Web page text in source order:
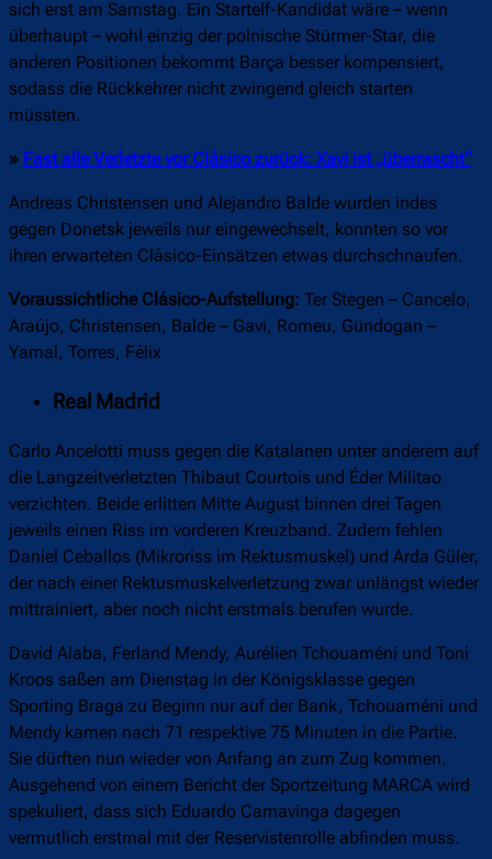
sich erst am Samstag. Ein Startelf-Kandidat wäre – wenn
überhaupt – wohl einzig der polnische Stürmer-Star, die
anderen Positionen bekommt Barça besser kompensiert,
sodass die Rückkehrer nicht zwingend gleich starten
müssten.
» Fast alle Verletzte vor Clásico zurück: Xavi ist „überrascht“
Andreas Christensen und Alejandro Balde wurden indes
gegen Donetsk jeweils nur eingewechselt, konnten so vor
ihren erwarteten Clásico-Einsätzen etwas durchschnaufen.
Voraussichtliche Clásico-Aufstellung: Ter Stegen – Cancelo,
Araújo, Christensen, Balde – Gavi, Romeu, Gündogan –
Yamal, Torres, Félix
Real Madrid
Carlo Ancelotti muss gegen die Katalanen unter anderem auf
die Langzeitverletzten Thibaut Courtois und Éder Militao
verzichten. Beide erlitten Mitte August binnen drei Tagen
jeweils einen Riss im vorderen Kreuzband. Zudem fehlen
Daniel Ceballos (Mikroriss im Rektusmuskel) und Arda Güler,
der nach einer Rektusmuskelverletzung zwar unlängst wieder
mittrainiert, aber noch nicht erstmals berufen wurde.
David Alaba, Ferland Mendy, Aurélien Tchouaméni und Toni
Kroos saßen am Dienstag in der Königsklasse gegen
Sporting Braga zu Beginn nur auf der Bank, Tchouaméni und
Mendy kamen nach 71 respektive 75 Minuten in die Partie.
Sie dürften nun wieder von Anfang an zum Zug kommen.
Ausgehend von einem Bericht der Sportzeitung MARCA wird
spekuliert, dass sich Eduardo Camavinga dagegen
vermutlich erstmal mit der Reservistenrolle abfinden muss.